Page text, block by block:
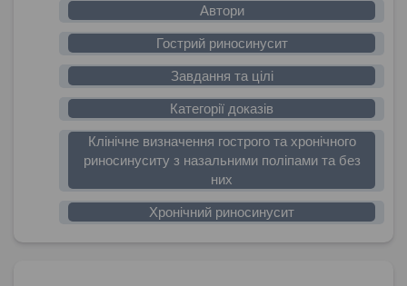
Автори
Гострий риносинусит
Завдання та цілі
Категорії доказів
Клінічне визначення гострого та хронічного
риносинуситу з назальними поліпами та без
них
Хронічний риносинусит